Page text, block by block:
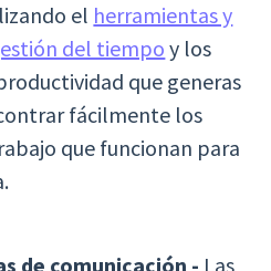
el herramientas y
del tiempo y los
que generas
fácilmente los
que funcionan para
de comunicación - Las